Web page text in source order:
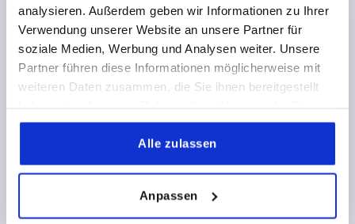
analysieren. Außerdem geben wir Informationen zu Ihrer
Verwendung unserer Website an unsere Partner für
soziale Medien, Werbung und Analysen weiter. Unsere
Partner führen diese Informationen möglicherweise mit
weiteren Daten zusammen, die Sie ihnen bereitgestellt
gesammelt haben.
Alle zulassen
Anpassen
Andere Kunden kauften auch
NEU